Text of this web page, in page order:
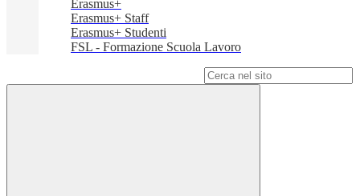
Erasmus+
Erasmus+ Staff
Erasmus+ Studenti
FSL - Formazione Scuola Lavoro